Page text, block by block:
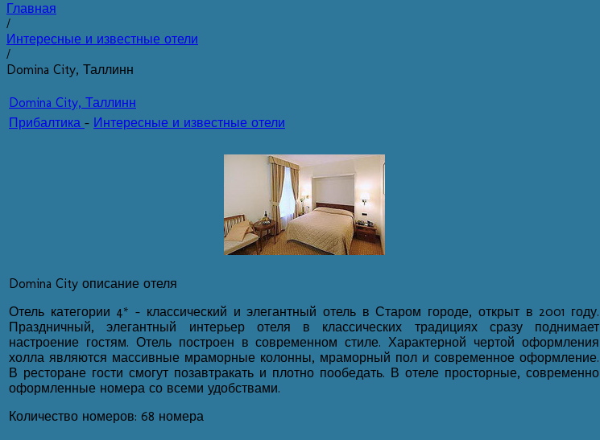
Главная
/
Интересные и известные отели
/
Domina City, Таллинн
Domina City, Таллинн
Прибалтика - Интересные и известные отели
Domina City описание отеля
Отель категории 4* - классический и элегантный отель в Старом городе, открыт в 2001 году.
Праздничный, элегантный интерьер отеля в классических традициях сразу поднимает
настроение гостям. Отель построен в современном стиле. Характерной чертой оформления
холла являются массивные мраморные колонны, мраморный пол и современное оформление.
В ресторане гости смогут позавтракать и плотно пообедать. В отеле просторные, современно
оформленные номера со всеми удобствами.
Количество номеров: 68 номера